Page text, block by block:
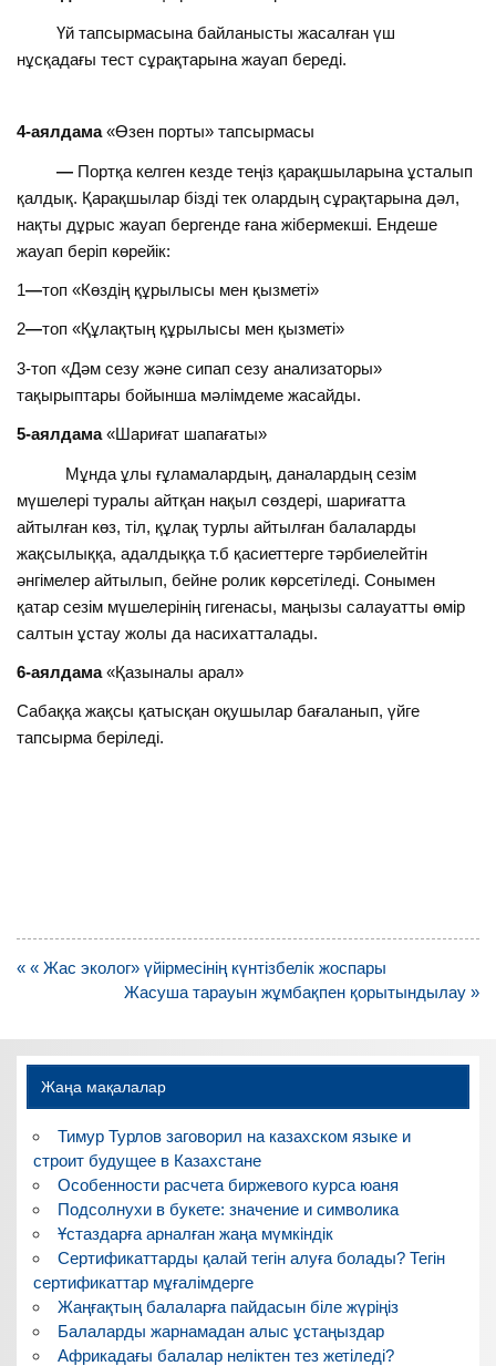
Үй тапсырмасына байланысты жасалған үш
нұсқадағы тест сұрақтарына жауап береді.
4-аялдама«Өзен порты» тапсырмасы
— Портқа келген кезде теңіз қарақшыларына ұсталып
қалдық. Қарақшылар бізді тек олардың сұрақтарына дәл,
нақты дұрыс жауап бергенде ғана жібермекші. Ендеше
жауап беріп көрейік:
1—топ «Көздің құрылысы мен қызметі»
2—топ «Құлақтың құрылысы мен қызметі»
3-топ «Дәм сезу және сипап сезу анализаторы»
тақырыптары бойынша мәлімдеме жасайды.
5-аялдама«Шариғат шапағаты»
Мұнда ұлы ғұламалардың, даналардың сезім
мүшелері туралы айтқан нақыл сөздері, шариғатта
айтылған көз, тіл, құлақ турлы айтылған балаларды
жақсылыққа, адалдыққа т.б қасиеттерге тәрбиелейтін
әнгімелер айтылып, бейне ролик көрсетіледі. Сонымен
қатар сезім мүшелерінің гигенасы, маңызы салауатты өмір
салтын ұстау жолы да насихатталады.
6-аялдама«Қазыналы арал»
Сабаққа жақсы қатысқан оқушылар бағаланып, үйге
тапсырма беріледі.
Навигация
« « Жас эколог» үйірмесінің күнтізбелік жоспары
Жасуша тарауын жұмбақпен қорытындылау »
Жаңа мақалалар
Тимур Турлов заговорил на казахском языке и
строит будущее в Казахстане
Особенности расчета биржевого курса юаня
Подсолнухи в букете: значение и символика
Ұстаздарға арналған жаңа мүмкіндік
Сертификаттарды қалай тегін алуға болады? Тегін
сертификаттар мұғалімдерге
Жаңғақтың балаларға пайдасын біле жүріңіз
Балаларды жарнамадан алыс ұстаңыздар
Африкадағы балалар неліктен тез жетіледі?